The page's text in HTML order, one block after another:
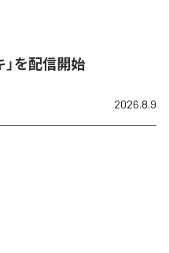
」を配信開始
2026.8.9